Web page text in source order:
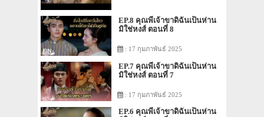
EP.8 คุณพี่เจ้าขาดิฉันเป็นห่าน
มิใช่หงส์ ตอนที่ 8
: 17 กุมภาพันธ์ 2025
EP.7 คุณพี่เจ้าขาดิฉันเป็นห่าน
มิใช่หงส์ ตอนที่ 7
: 17 กุมภาพันธ์ 2025
EP.6 คุณพี่เจ้าขาดิฉันเป็นห่าน